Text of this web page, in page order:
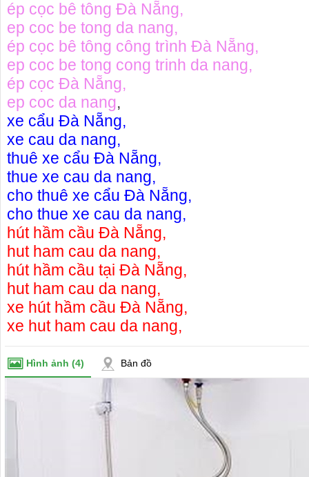
ép cọc bê tông Đà Nẵng,
ep coc be tong da nang,
ép cọc bê tông công trình Đà Nẵng,
ep coc be tong cong trinh da nang,
ép cọc Đà Nẵng,
ep coc da nang,
xe cẩu Đà Nẵng,
xe cau da nang,
thuê xe cẩu Đà Nẵng,
thue xe cau da nang,
cho thuê xe cẩu Đà Nẵng,
cho thue xe cau da nang,
hút hầm cầu Đà Nẵng,
hut ham cau da nang,
hút hầm cầu tại Đà Nẵng,
hut ham cau da nang,
xe hút hầm cầu Đà Nẵng,
xe hut ham cau da nang,
Hình ảnh (4) Bản đồ
Cho thuê nhà nguyên căn Phú Yên, chuyên cho
thuê nhà nguyên căn tại Phú Yên
Chúng tôi hiên đang cho thuê nhà nguyên căn
tại Tuy Hòa - Phú Yên.